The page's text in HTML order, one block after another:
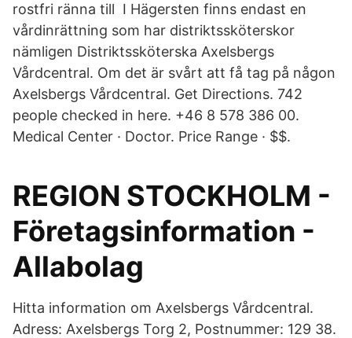
rostfri ränna till I Hägersten finns endast en
vårdinrättning som har distriktssköterskor
nämligen Distriktssköterska Axelsbergs
Vårdcentral. Om det är svårt att få tag på någon
Axelsbergs Vårdcentral. Get Directions. 742
people checked in here. +46 8 578 386 00.
Medical Center · Doctor. Price Range · $$.
REGION STOCKHOLM -
Företagsinformation -
Allabolag
Hitta information om Axelsbergs Vårdcentral.
Adress: Axelsbergs Torg 2, Postnummer: 129 38.